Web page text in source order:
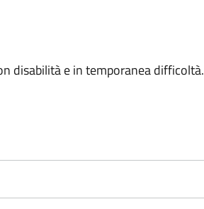
disabilità e in temporanea difficoltà.